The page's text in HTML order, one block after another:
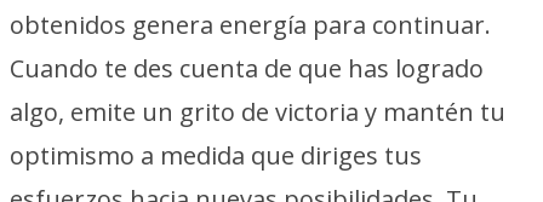
obtenidos genera energía para continuar.
Cuando te des cuenta de que has logrado
algo, emite un grito de victoria y mantén tu
optimismo a medida que diriges tus